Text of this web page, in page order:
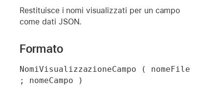
Restituisce i nomi visualizzati per un campo
come dati JSON.
Formato
NomiVisualizzazioneCampo ( nomeFile
; nomeCampo )